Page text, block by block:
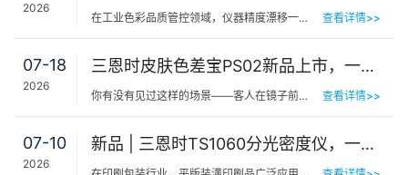
2026
在工业色彩品质管控领域，仪器精度漂移一直是制造企业挥之不去的隐痛。同一批货，A车间测合格、B车间测不合… 查看详情>>
07-18
2026
三恩时皮肤色差宝PS02新品上市，一键测出你的精准肤色等级
你有没有见过这样的场景——客人在镜子前端详半天，问：“我是不是白了一点？”美容师… 查看详情>>
07-10
2026
新品 | 三恩时TS1060分光密度仪，一机覆盖平版装潢印刷品色密度与色差检测